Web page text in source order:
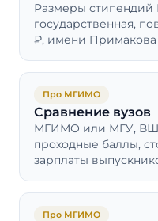
Размеры
государственная,
₽, имени Примакова
Про МГИМО
Сравнение вузов
МГИМО или МГУ,
проходные баллы,
зарплаты
Про МГИМО